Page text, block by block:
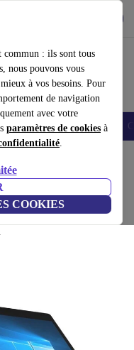
commun : ils sont tous
nous pouvons vous
à vos besoins. Pour
de navigation
avec votre
paramètres de cookies à
.
COOKIES
connectées Accessoires
G5 | i5-
581,58 €